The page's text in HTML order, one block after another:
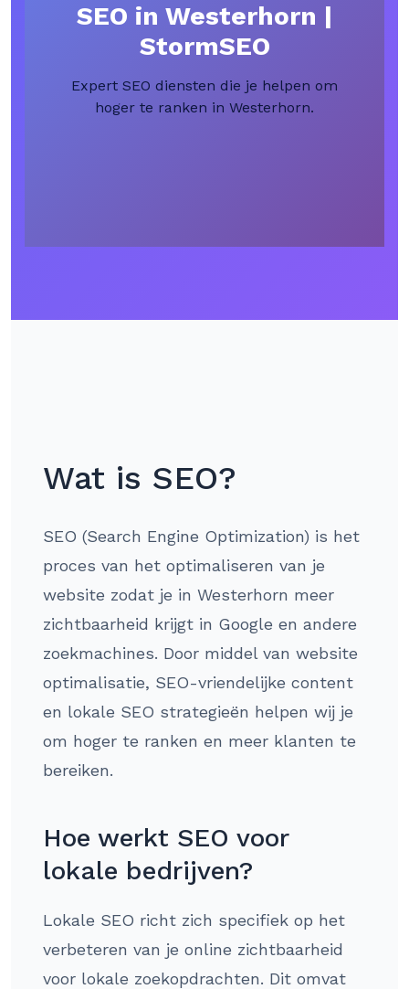
SEO in Westerhorn |
StormSEO
Expert SEO diensten die je helpen om
hoger te ranken in Westerhorn.
Wat is SEO?
SEO (Search Engine Optimization) is het
proces van het optimaliseren van je
website zodat je in Westerhorn meer
zichtbaarheid krijgt in Google en andere
zoekmachines. Door middel van website
optimalisatie, SEO-vriendelijke content
en lokale SEO strategieën helpen wij je
om hoger te ranken en meer klanten te
bereiken.
Hoe werkt SEO voor
lokale bedrijven?
Lokale SEO richt zich specifiek op het
verbeteren van je online zichtbaarheid
voor lokale zoekopdrachten. Dit omvat